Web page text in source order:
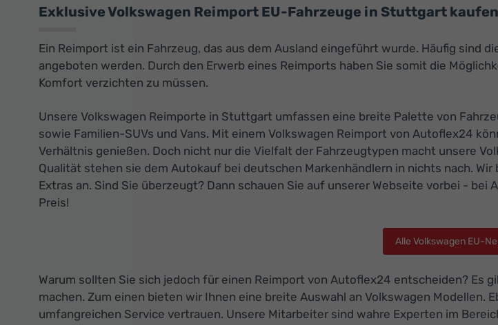
Exklusive Volkswagen Reimport EU-Fahrzeuge in Stuttgart
Ein Reimport ist ein Fahrzeug, das aus dem Ausland eingeführt wurde. Häufig sind
angeboten werden. Durch den Erwerb eines Reimports haben Sie somit die
Komfort verzichten zu müssen.
Unsere Volkswagen Reimporte in Stuttgart umfassen eine breite Palette von
sowie Familien-SUVs und Vans. Mit einem Volkswagen Reimport von Autoflex24
Verhältnis genießen. Doch nicht nur die Vielfalt der Fahrzeugtypen macht unsere
Qualität stehen sie dem Autokauf bei deutschen Markenhändlern in nichts nach.
Extras an. Sind Sie überzeugt? Dann schauen Sie auf unserer Webseite vorbei -
Preis!
Alle Volkswagen EU-
Warum sollten Sie sich jedoch für einen Reimport von Autoflex24 entscheiden?
machen. Zum einen bieten wir Ihnen eine breite Auswahl an Volkswagen Modellen.
umfangreichen Service vertrauen. Unsere Mitarbeiter sind wahre Experten im